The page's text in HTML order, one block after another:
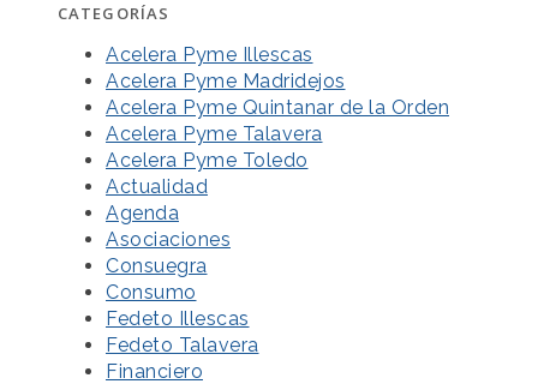
CATEGORÍAS
Acelera Pyme Illescas
Acelera Pyme Madridejos
Acelera Pyme Quintanar de la Orden
Acelera Pyme Talavera
Acelera Pyme Toledo
Actualidad
Agenda
Asociaciones
Consuegra
Consumo
Fedeto Illescas
Fedeto Talavera
Financiero